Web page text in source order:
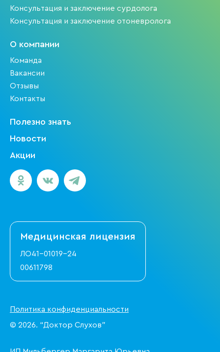
Консультация и заключение сурдолога
Консультация и заключение отоневролога
О компании
Команда
Вакансии
Отзывы
Контакты
Полезно знать
Новости
Акции
Политика конфиденциальности
© 2026. “Доктор Слухов”
Медицинская лицензия
ЛО41-01019-24
00611798